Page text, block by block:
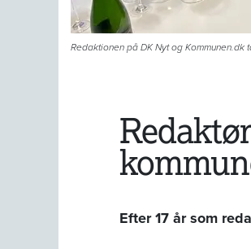
Redaktionen på DK Nyt og
Efter 17 år som